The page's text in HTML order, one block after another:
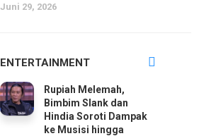
Juni 29, 2026
ENTERTAINMENT
Rupiah Melemah,
Bimbim Slank dan
Hindia Soroti Dampak
ke Musisi hingga